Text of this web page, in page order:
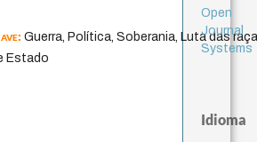
Guerra, Política, Soberania, Luta das
Estado
Open
Journal
Systems
Idioma